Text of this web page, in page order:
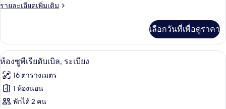
ระเบียง
รายละเอียดเพิ่มเติม
ราย
เกี่ยว
กับ
ห้อง
พรีเมียม
ดับเบิล,
ระเบียง
เลือกวันที่เพื่อดูราคา
เปิด
ภาพถ่าย
ทั้งหมด
ของ
โต๊ะทำงาน, ผ้าม่านกันแสง, ห้องเก็บเสี
5
ห้องซูพีเรียดับเบิล, ระเบียง
16 ตารางเมตร
1 ห้องนอน
พักได้ 2 คน